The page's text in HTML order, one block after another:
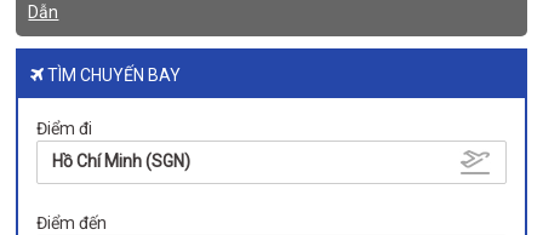
Dẫn
TÌM CHUYẾN BAY
Điểm đi
Hồ Chí Minh (SGN)
Điểm đến